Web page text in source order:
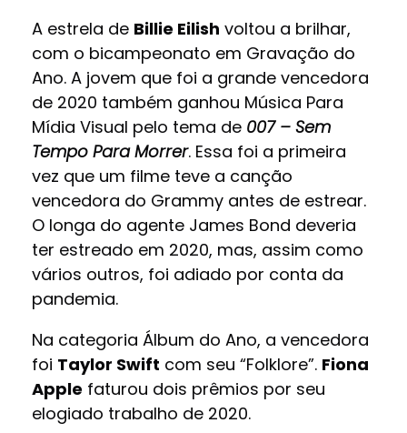
A estrela de Billie Eilish voltou a brilhar,
com o bicampeonato em Gravação do
Ano. A jovem que foi a grande vencedora
de 2020 também ganhou Música Para
Mídia Visual pelo tema de 007 – Sem
Tempo Para Morrer. Essa foi a primeira
vez que um filme teve a canção
vencedora do Grammy antes de estrear.
O longa do agente James Bond deveria
ter estreado em 2020, mas, assim como
vários outros, foi adiado por conta da
pandemia.
Na categoria Álbum do Ano, a vencedora
foi Taylor Swift com seu “Folklore”. Fiona
Apple faturou dois prêmios por seu
elogiado trabalho de 2020.